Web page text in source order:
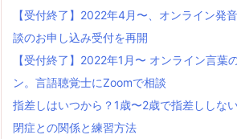
【受付終了】2022年4月〜、オンライン発
談のお申し込み受付を再開
【受付終了】2022年1月〜 オンライン言葉
ン。言語聴覚士にZoomで相談
指差しはいつから？1歳〜2歳で指差ししな
閉症との関係と練習方法